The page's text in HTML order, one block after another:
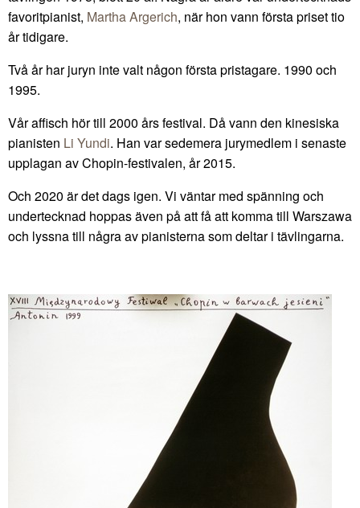
favoritpianist, Martha Argerich, när hon vann första priset tio
år tidigare.
Två år har juryn inte valt någon första pristagare. 1990 och
1995.
Vår affisch hör till 2000 års festival. Då vann den kinesiska
pianisten Li Yundi. Han var sedemera jurymedlem i senaste
upplagan av Chopin-festivalen, år 2015.
Och 2020 är det dags igen. Vi väntar med spänning och
undertecknad hoppas även på att få att komma till Warszawa
och lyssna till några av pianisterna som deltar i tävlingarna.